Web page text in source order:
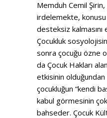
Memduh Cemil Şirin,
irdelemekte, konusu
desteksiz
Çocukluk
sonra çocuğu özne
da Çocuk Hakları
etkisinin
çocukluğun “kendi
kabul görmesinin
bahseder. Çocuk